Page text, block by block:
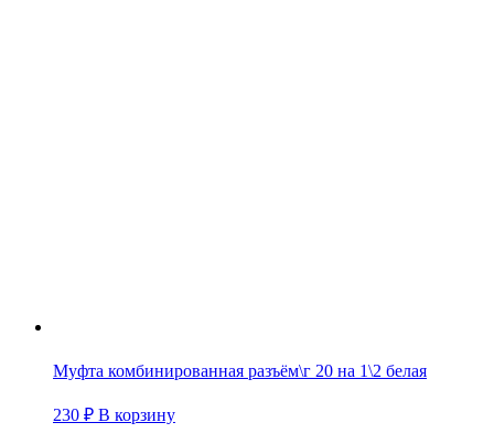
Муфта комбинированная разъём\г 20 на 1\2 белая
230 ₽ В корзину